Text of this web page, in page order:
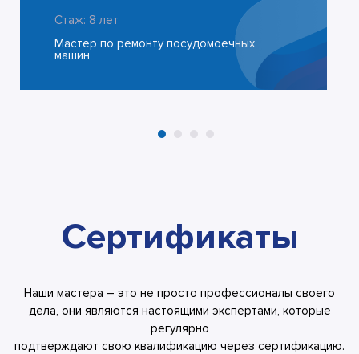
Стаж: 8 лет
Мастер по ремонту посудомоечных
машин
Сертификаты
Наши мастера – это не просто профессионалы своего
дела, они являются настоящими экспертами, которые
регулярно
подтверждают свою квалификацию через сертификацию.